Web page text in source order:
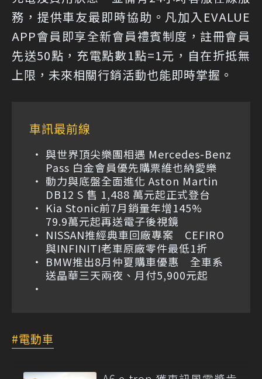
務，提供車友最即時協助。凡加入EVALUE
APP會員即享全新會員禮賓制度，註冊會員
先送50點，充電點數1點=1元，自在折抵無
上限，未來相關行銷活動也能即時掌握。
車訊最前線
與世界頂尖樂團相遇 Mercedes-Benz
Pass 白金會員優先購票維也納愛樂
動力與底盤全面進化 Aston Martin
DB12 S 售 1,488 萬元起正式登台
Kia Stonic前7月銷量年增145%
79.9萬元起再送電子後視鏡
NISSAN推經典車回廠專案 CEFIRO
與INFINITI老車原廠零件最低1折
BMW推出8月仲夏購車優惠 全車系
送晶華三天兩夜、月付5,900元起
電動車